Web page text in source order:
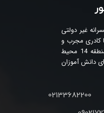
غیر دولتی
کادری مجرب و
بهترین امکانات آموزشی منطقه 14 محیط
دانش آموزان
02133682200